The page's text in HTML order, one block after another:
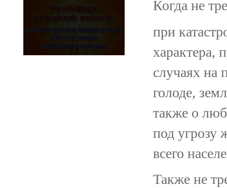
Когда не
при
характера,
случаях на
голоде,
также о
под угрозу
всего
Также не